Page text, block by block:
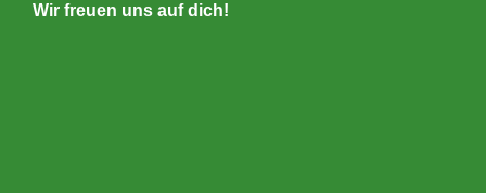
Wir freuen uns auf dich!